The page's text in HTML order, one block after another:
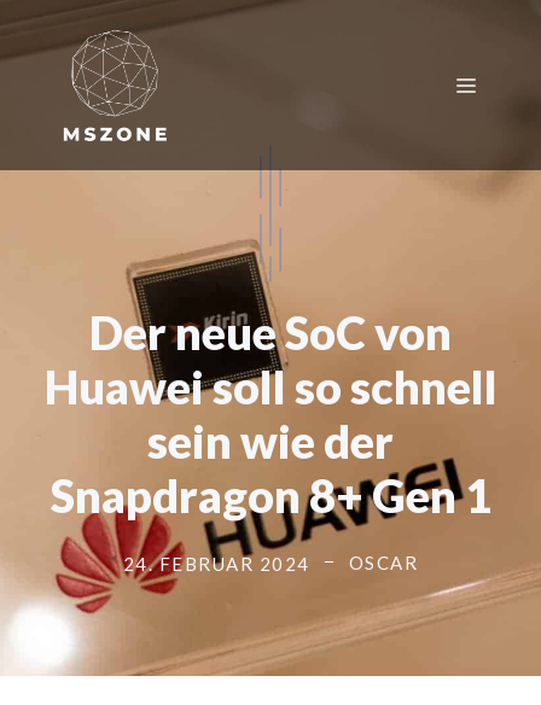
Inhalt
springen
Menü
Der neue SoC von
Huawei soll so schnell
sein wie der
Snapdragon 8+ Gen 1
24. FEBRUAR 2024 OSCAR